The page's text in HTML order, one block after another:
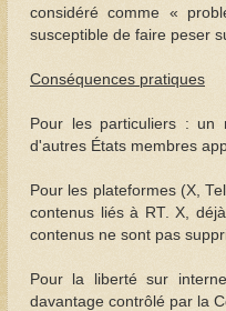
considéré comme «
susceptible de faire peser
Conséquences pratiques
Pour les particuliers : un
d'autres États membres
Pour les plateformes (X,
contenus liés à RT. X,
contenus ne sont pas
Pour la liberté sur
davantage contrôlé par la